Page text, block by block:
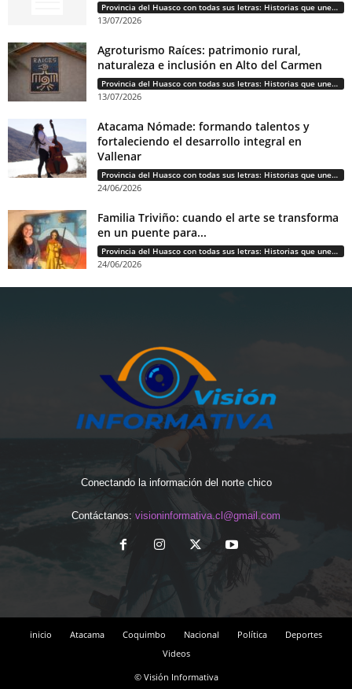
Provincia del Huasco con todas sus letras: Historias que unen cultura, diversidad e identidad
13/07/2026
Agroturismo Raíces: patrimonio rural,
naturaleza e inclusión en Alto del Carmen
Provincia del Huasco con todas sus letras: Historias que unen cultura, diversidad e identidad
13/07/2026
Atacama Nómade: formando talentos y
fortaleciendo el desarrollo integral en
Vallenar
Provincia del Huasco con todas sus letras: Historias que unen cultura, diversidad e identidad
24/06/2026
Familia Triviño: cuando el arte se transforma
en un puente para...
Provincia del Huasco con todas sus letras: Historias que unen cultura, diversidad e identidad
24/06/2026
Conectando la información del norte chico
Contáctanos: visioninformativa.cl@gmail.com
inicio Atacama Coquimbo Nacional Política
Deportes
Videos
© Visión Informativa